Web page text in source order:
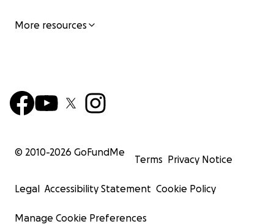
More resources
© 2010-2026 GoFundMe
Terms Privacy Notice
Legal Accessibility Statement Cookie Policy
Manage Cookie Preferences